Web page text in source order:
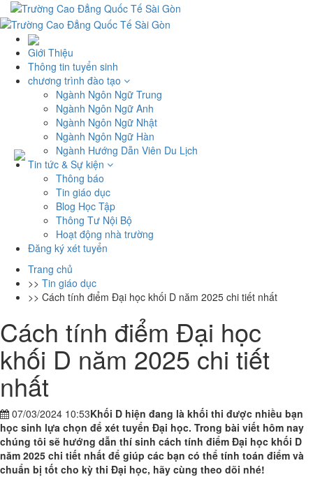
Giới Thiệu
Thông tin tuyển sinh
chương trình đào tạo
Ngành Ngôn Ngữ Trung
Ngành Ngôn Ngữ Anh
Ngành Ngôn Ngữ Nhật
Ngành Ngôn Ngữ Hàn
Ngành Hướng Dẫn Viên Du Lịch
Tin tức & Sự kiện
Thông báo
Tin giáo dục
Blog Học Tập
Thông Tư Nội Bộ
Hoạt động nhà trường
Đăng ký xét tuyển
Trang chủ
>> Tin giáo dục
>> Cách tính điểm Đại học khối D năm 2025 chi tiết nhất
Cách tính điểm Đại học
khối D năm 2025 chi tiết
nhất
07/03/2024 10:53Khối D hiện đang là khối thi được nhiều bạn
học sinh lựa chọn để xét tuyển Đại học. Trong bài viết hôm nay
chúng tôi sẽ hướng dẫn thí sinh cách tính điểm Đại học khối D
năm 2025 chi tiết nhất để giúp các bạn có thể tính toán điểm và
chuẩn bị tốt cho kỳ thi Đại học, hãy cùng theo dõi nhé!